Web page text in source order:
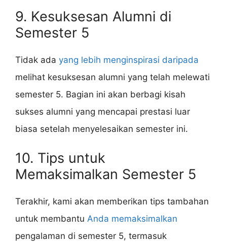
9. Kesuksesan Alumni di
Semester 5
Tidak ada yang lebih menginspirasi daripada
melihat kesuksesan alumni yang telah melewati
semester 5. Bagian ini akan berbagi kisah
sukses alumni yang mencapai prestasi luar
biasa setelah menyelesaikan semester ini.
10. Tips untuk
Memaksimalkan Semester 5
Terakhir, kami akan memberikan tips tambahan
untuk membantu Anda memaksimalkan
pengalaman di semester 5, termasuk